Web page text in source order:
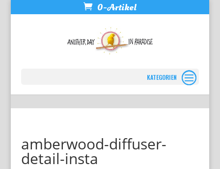
0-Artikel
amberwood-diffuser-
detail-insta